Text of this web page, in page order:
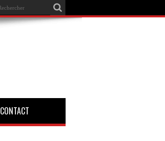
CONTACT